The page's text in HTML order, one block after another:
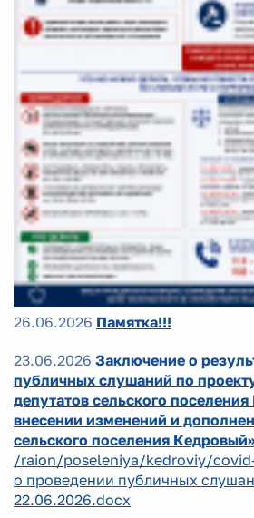
26.06.2026 Памятка!!!
23.06.2026 Заключение о
публичных слушаний по
депутатов сельского
внесении изменений и
сельского поселения
/raion/poseleniya/kedroviy/
о проведении публичных
22.06.2026.docx